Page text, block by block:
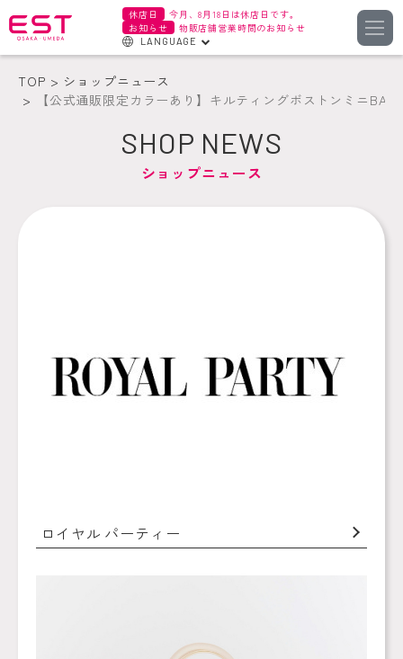
休店日
今月、8月18日は休店日です。
お知らせ
物販店舗営業時間のお知らせ
LANGUAGE
한국어
TOP
ショップニュース
【公式通販限定カラーあり】キルティングボストンミニBAG
SHOP NEWS
ショップニュース
ロイヤル パーティー